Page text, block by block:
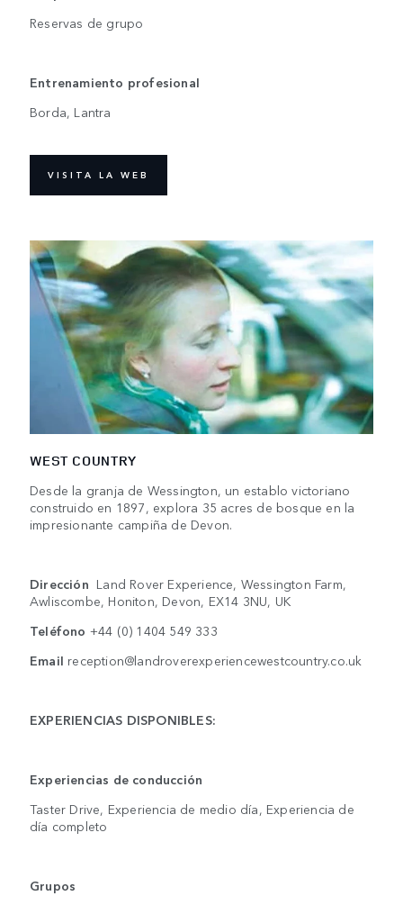
Reservas de grupo
Entrenamiento profesional
Borda, Lantra
VISITA LA WEB
WEST COUNTRY
Desde la granja de Wessington, un establo victoriano
construido en 1897, explora 35 acres de bosque en la
impresionante campiña de Devon.
Dirección Land Rover Experience, Wessington Farm,
Awliscombe, Honiton, Devon, EX14 3NU, UK
Teléfono +44 (0) 1404 549 333
Emailreception@landroverexperiencewestcountry.co.uk
EXPERIENCIAS DISPONIBLES:
Experiencias de conducción
Taster Drive, Experiencia de medio día, Experiencia de
día completo
Grupos